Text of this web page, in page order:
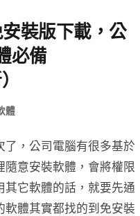
裝版下載，公
必備
體
，公司電腦有很多基於
隨意安裝軟體，會將權限
它軟體的話，就要先通
體其實都找的到免安裝